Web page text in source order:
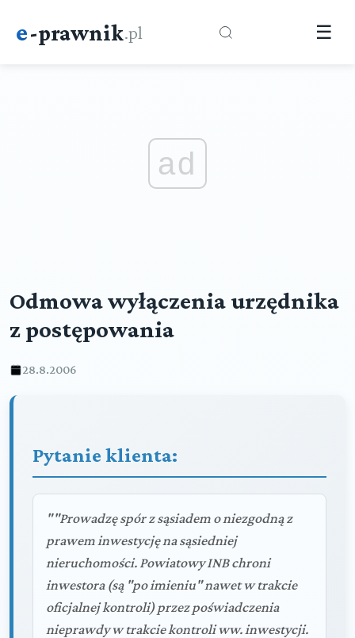
e-prawnik.pl ☰
ad
Odmowa wyłączenia urzędnika
z postępowania
28.8.2006
Pytanie klienta:
""Prowadzę spór z sąsiadem o niezgodną z
prawem inwestycję na sąsiedniej
nieruchomości. Powiatowy INB chroni
inwestora (są "po imieniu" nawet w trakcie
oficjalnej kontroli) przez poświadczenia
nieprawdy w trakcie kontroli ww. inwestycji.